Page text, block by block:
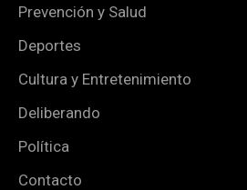
Prevención y Salud
Deportes
Cultura y Entretenimiento
Deliberando
Política
Contacto